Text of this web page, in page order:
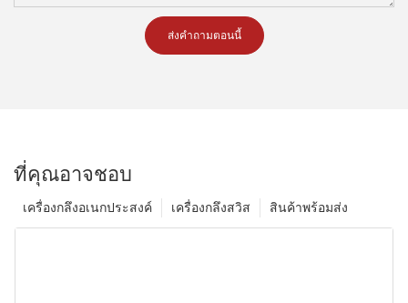
ส่งคำถามตอนนี้
ที่คุณอาจชอบ
สินค้าพร้อมส่ง
เครื่องกลึงสวิส
เครื่องกลึงอเนกประสงค์